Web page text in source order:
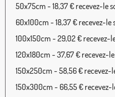
50x75cm - 18,37 € recevez-le
60x100cm - 18,37 € recevez-le
100x150cm - 29,02 € recevez-
120x180cm - 37,67 € recevez-
150x250cm - 58,56 € recevez-
150x300cm - 66,55 € recevez-